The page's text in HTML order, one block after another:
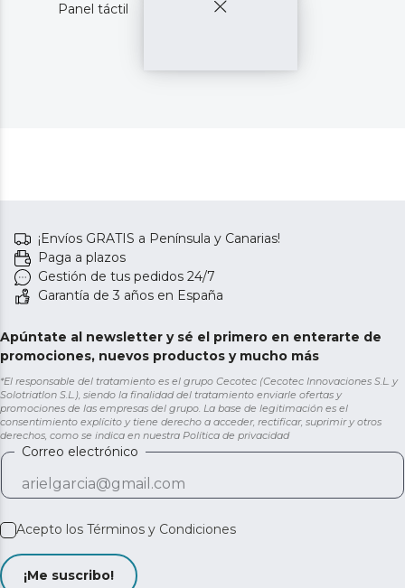
Panel táctil
¡Envíos GRATIS a Península y Canarias!
Paga a plazos
Gestión de tus pedidos 24/7
Garantía de 3 años en España
Apúntate al newsletter y sé el primero en enterarte de
promociones, nuevos productos y mucho más
*El responsable del tratamiento es el grupo Cecotec (Cecotec Innovaciones S.L. y
Solotriatlon S.L.), siendo la finalidad del tratamiento enviarle ofertas y
promociones de las empresas del grupo. La base de legitimación es el
consentimiento explícito y tiene derecho a acceder, rectificar, suprimir y otros
derechos, como se indica en nuestra Política de privacidad
Correo electrónico
Acepto los Términos y Condiciones
¡Me suscribo!